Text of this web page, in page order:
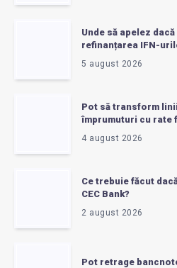
Unde să apelez
refinanțarea IFN-
5 august 2026
Pot să transform
împrumuturi cu rate
4 august 2026
Ce trebuie făcut
CEC Bank?
2 august 2026
Pot retrage